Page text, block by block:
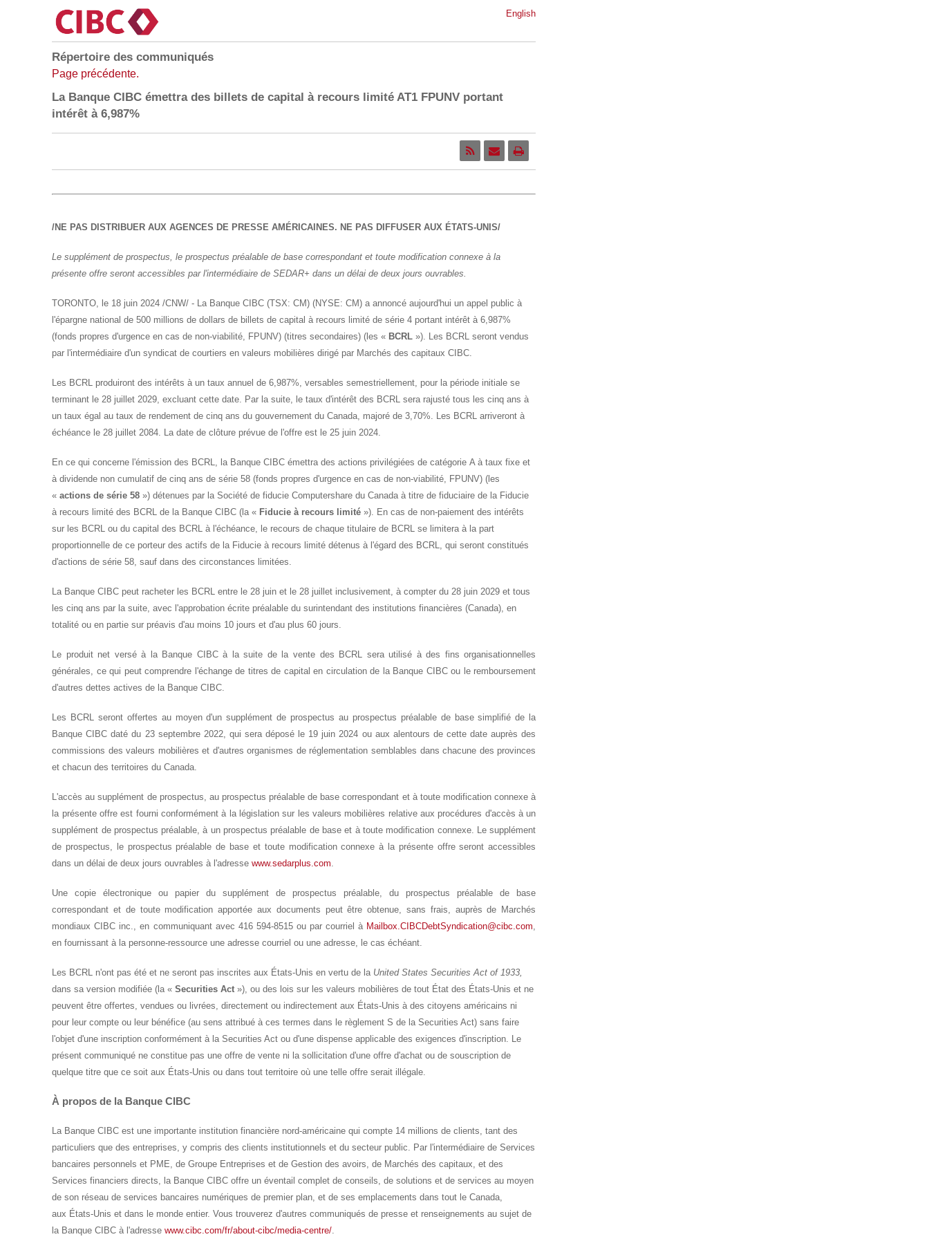
English
Répertoire des communiqués
Page précédente.
La Banque CIBC émettra des billets de capital à recours limité AT1 FPUNV portant
intérêt à 6,987%
/NE PAS DISTRIBUER AUX AGENCES DE PRESSE AMÉRICAINES. NE PAS DIFFUSER AUX ÉTATS-UNIS/
Le supplément de prospectus, le prospectus préalable de base correspondant et toute modification connexe à la
présente offre seront accessibles par l'intermédiaire de SEDAR+ dans un délai de deux jours ouvrables.
TORONTO, le 18 juin 2024 /CNW/ - La Banque CIBC (TSX: CM) (NYSE: CM) a annoncé aujourd'hui un appel public à
l'épargne national de 500 millions de dollars de billets de capital à recours limité de série 4 portant intérêt à 6,987%
(fonds propres d'urgence en cas de non-viabilité, FPUNV) (titres secondaires) (les « BCRL »). Les BCRL seront vendus
par l'intermédiaire d'un syndicat de courtiers en valeurs mobilières dirigé par Marchés des capitaux CIBC.
Les BCRL produiront des intérêts à un taux annuel de 6,987%, versables semestriellement, pour la période initiale se
terminant le 28 juillet 2029, excluant cette date. Par la suite, le taux d'intérêt des BCRL sera rajusté tous les cinq ans à
un taux égal au taux de rendement de cinq ans du gouvernement duCanada, majoré de 3,70%. Les BCRL arriveront à
échéance le 28 juillet 2084. La date de clôture prévue de l'offre est le 25 juin 2024.
En ce qui concerne l'émission des BCRL, la Banque CIBC émettra des actions privilégiées de catégorie A à taux fixe et
à dividende non cumulatif de cinq ans de série 58 (fonds propres d'urgence en cas de non-viabilité, FPUNV) (les
«actions de série 58 ») détenues par la Société de fiducie Computershare duCanadaà titre de fiduciaire de la Fiducie
à recours limité des BCRL de la Banque CIBC (la « Fiducie à recours limité »). En cas de non-paiement des intérêts
sur les BCRL ou du capital des BCRL à l'échéance, le recours de chaque titulaire de BCRL se limitera à la part
proportionnelle de ce porteur des actifs de la Fiducie à recours limité détenus à l'égard des BCRL, qui seront constitués
d'actions de série 58, sauf dans des circonstances limitées.
La Banque CIBC peut racheter les BCRL entre le 28 juin et le 28 juillet inclusivement, à compter du 28 juin 2029 et tous
les cinq ans par la suite, avec l'approbation écrite préalable du surintendant des institutions financières (Canada), en
totalité ou en partie sur préavis d'au moins 10 jours et d'au plus 60 jours.
Le produit net versé à la Banque CIBC à la suite de la vente des BCRL sera utilisé à des fins organisationnelles
générales, ce qui peut comprendre l'échange de titres de capital en circulation de la Banque CIBC ou le remboursement
d'autres dettes actives de la Banque CIBC.
Les BCRL seront offertes au moyen d'un supplément de prospectus au prospectus préalable de base simplifié de la
Banque CIBC daté du 23 septembre 2022, qui sera déposé le 19 juin 2024 ou aux alentours de cette date auprès des
commissions des valeurs mobilières et d'autres organismes de réglementation semblables dans chacune des provinces
et chacun des territoires duCanada.
L'accès au supplément de prospectus, au prospectus préalable de base correspondant et à toute modification connexe à
la présente offre est fourni conformément à la législation sur les valeurs mobilières relative aux procédures d'accès à un
supplément de prospectus préalable, à un prospectus préalable de base et à toute modification connexe. Le supplément
de prospectus, le prospectus préalable de base et toute modification connexe à la présente offre seront accessibles
dans un délai de deux jours ouvrables à l'adressewww.sedarplus.com.
Une copie électronique ou papier du supplément de prospectus préalable, du prospectus préalable de base
correspondant et de toute modification apportée aux documents peut être obtenue, sans frais, auprès de Marchés
mondiaux CIBC inc., en communiquant avec 416 594-8515 ou par courriel à Mailbox.CIBCDebtSyndication@cibc.com,
en fournissant à la personne-ressource une adresse courriel ou une adresse, le cas échéant.
Les BCRL n'ont pas été et ne seront pas inscrites aux États-Unis en vertu de la United States Securities Act of 1933,
dans sa version modifiée (la «Securities Act »), ou des lois sur les valeurs mobilières de tout État des États-Unis et ne
peuvent être offertes, vendues ou livrées, directement ou indirectement aux États-Unis à des citoyens américains ni
pour leur compte ou leur bénéfice (au sens attribué à ces termes dans le règlement S de la Securities Act) sans faire
l'objet d'une inscription conformément à la Securities Act ou d'une dispense applicable des exigences d'inscription. Le
présent communiqué ne constitue pas une offre de vente ni la sollicitation d'une offre d'achat ou de souscription de
quelque titre que ce soit aux États-Unis ou dans tout territoire où une telle offre serait illégale.
À propos de la Banque CIBC
La Banque CIBC est une importante institution financière nord-américaine qui compte 14 millions de clients, tant des
particuliers que des entreprises, y compris des clients institutionnels et du secteur public. Par l'intermédiaire de Services
bancaires personnels et PME, de Groupe Entreprises et de Gestion des avoirs, de Marchés des capitaux, et des
Services financiers directs, la Banque CIBC offre un éventail complet de conseils, de solutions et de services au moyen
de son réseau de services bancaires numériques de premier plan, et de ses emplacements dans tout le Canada,
aux États-Unis et dans le monde entier. Vous trouverez d'autres communiqués de presse et renseignements au sujet de
la Banque CIBC à l'adressewww.cibc.com/fr/about-cibc/media-centre/